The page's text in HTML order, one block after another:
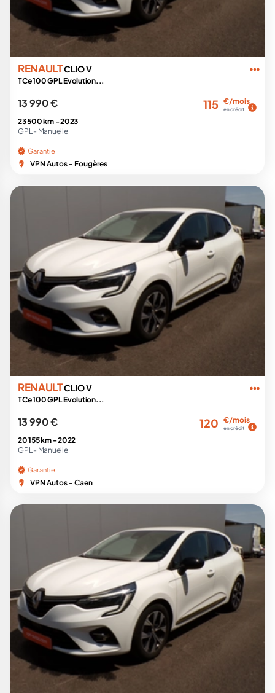
RENAULTCLIO V
TCe 100 GPL Evolution...
13 990 € 115 €/mois
en crédit
23 500 km -2023
GPL - Manuelle
Garantie
VPN Autos - Fougères
RENAULTCLIO V
TCe 100 GPL Evolution...
13 990 € 120 €/mois
en crédit
20 155 km -2022
GPL - Manuelle
Garantie
VPN Autos - Caen